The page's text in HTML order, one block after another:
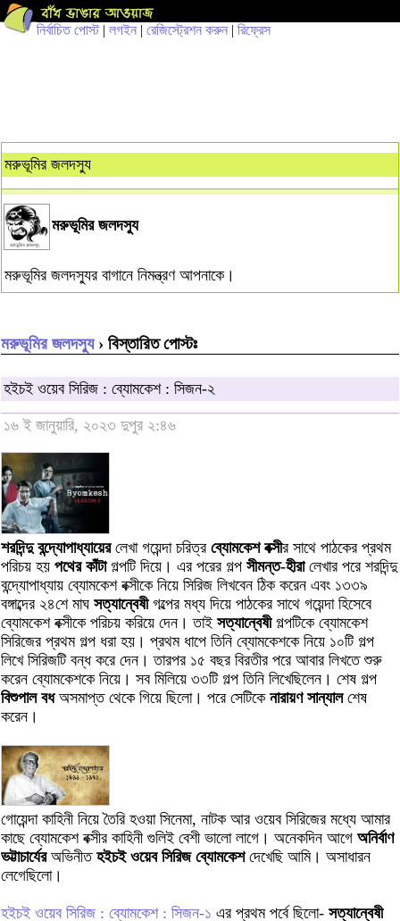
নির্বাচিত পোস্ট| লগইন | রেজিস্ট্রেশন করুন | রিফ্রেস
মরুভূমির জলদস্যু
মরুভূমির জলদস্যু
মরুভূমির জলদস্যুর বাগানে নিমন্ত্রণ আপনাকে।
মরুভূমির জলদস্যু› বিস্তারিত পোস্টঃ
হইচই ওয়েব সিরিজ : ব্যোমকেশ : সিজন-২
১৬ ই জানুয়ারি, ২০২৩ দুপুর ২:৪৬
শরদিন্দু বন্দ্যোপাধ্যায়েরলেখা গয়েন্দা চরিত্র ব্যোমকেশ বক্সীর সাথে পাঠকের প্রথম
পরিচয় হয় পথের কাঁটাগল্পটি দিয়ে। এর পরের গল্প সীমন্ত-হীরালেখার পরে শরদিন্দু
বন্দ্যোপাধ্যায় ব্যোমকেশ বক্সীকে নিয়ে সিরিজ লিখবেন ঠিক করেন এবং ১৩৩৯
বঙ্গাব্দের ২৪শে মাঘ সত্যান্বেষীগল্পের মধ্য দিয়ে পাঠকের সাথে গয়েন্দা হিসেবে
ব্যোমকেশ বক্সীকে পরিচয় করিয়ে দেন। তাই সত্যান্বেষীগল্পটিকে ব্যোমকেশ
সিরিজের প্রথম গল্প ধরা হয়। প্রথম ধাপে তিনি ব্যোমকেশকে নিয়ে ১০টি গল্প
লিখে সিরিজটি বন্ধ করে দেন। তারপর ১৫ বছর বিরতীর পরে আবার লিখতে শুরু
করেন ব্যোমকেশকে নিয়ে। সব মিলিয়ে ৩৩টি গল্প তিনি লিখেছিলেন। শেষ গল্প
বিশুপাল বধঅসমাপ্ত থেকে গিয়ে ছিলো। পরে সেটিকে নারায়ণ সান্যালশেষ
করেন।
গোয়েন্দা কাহিনী নিয়ে তৈরি হওয়া সিনেমা, নাটক আর ওয়েব সিরিজের মধ্যে আমার
কাছে ব্যোমকেশ বক্সীর কাহিনী গুলিই বেশী ভালো লাগে। অনেকদিন আগে অনির্বাণ
ভট্টাচার্যেরঅভিনীত হইচই ওয়েব সিরিজ ব্যোমকেশদেখেছি আমি। অসাধারন
লেগেছিলো।
হইচই ওয়েব সিরিজ : ব্যোমকেশ : সিজন-১ এর প্রথম পর্বে ছিলো- সত্যান্বেষী